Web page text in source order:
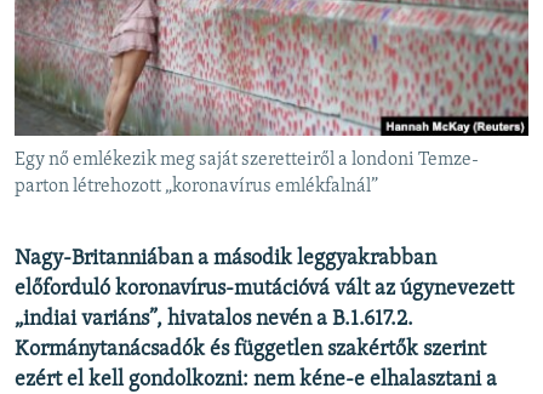
EURÓPAI UNIÓ
VILÁG
KLÍMAVÁLTOZÁS
A MÚLT TANULSÁGAI
Valamennyi RFE/RL weboldal
Egy nő emlékezik meg saját szeretteiről a londoni Temze-
parton létrehozott „koronavírus emlékfalnál”
Nagy-Britanniában a második leggyakrabban
előforduló koronavírus-mutációvá vált az úgynevezett
„indiai variáns”, hivatalos nevén a B.1.617.2.
Kormánytanácsadók és független szakértők szerint
ezért el kell gondolkozni: nem kéne-e elhalasztani a